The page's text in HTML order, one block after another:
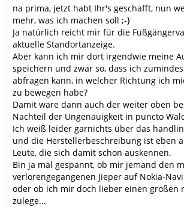
na prima, jetzt habt Ihr's geschafft, nun
mehr, was ich machen soll ;-}
Ja natürlich reicht mir für die
aktuelle Standortanzeige.
Aber kann ich mir dort irgendwie meine
speichern und zwar so, dass ich
abfragen kann, in welcher Richtung ich
zu bewegen habe?
Damit wäre dann auch der weiter oben
Nachteil der Ungenauigkeit in puncto
Ich weiß leider garnichts über das
und die Herstellerbeschreibung ist eben
Leute, die sich damit schon auskennen.
Bin ja mal gespannt, ob mir jemand den
verlorengegangenen Jieper auf Nokia-
oder ob ich mir doch lieber einen großen
zulege...